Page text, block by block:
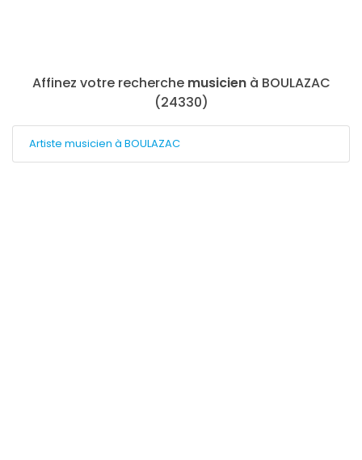
Affinez votre recherche musicienà BOULAZAC
(24330)
Artiste musicien à BOULAZAC